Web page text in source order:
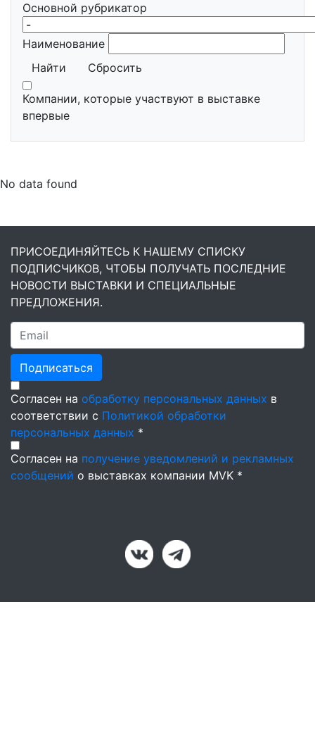
Основной рубрикатор
Наименование
Найти
Сбросить
Компании, которые участвуют в выставке
впервые
No data found
ПРИСОЕДИНЯЙТЕСЬ К НАШЕМУ СПИСКУ
ПОДПИСЧИКОВ, ЧТОБЫ ПОЛУЧАТЬ ПОСЛЕДНИЕ
НОВОСТИ ВЫСТАВКИ И СПЕЦИАЛЬНЫЕ
ПРЕДЛОЖЕНИЯ.
Подписаться
Согласен на обработку персональных данных в
соответствии с Политикой обработки
персональных данных *
Согласен на получение уведомлений и рекламных
сообщений о выставках компании MVK *